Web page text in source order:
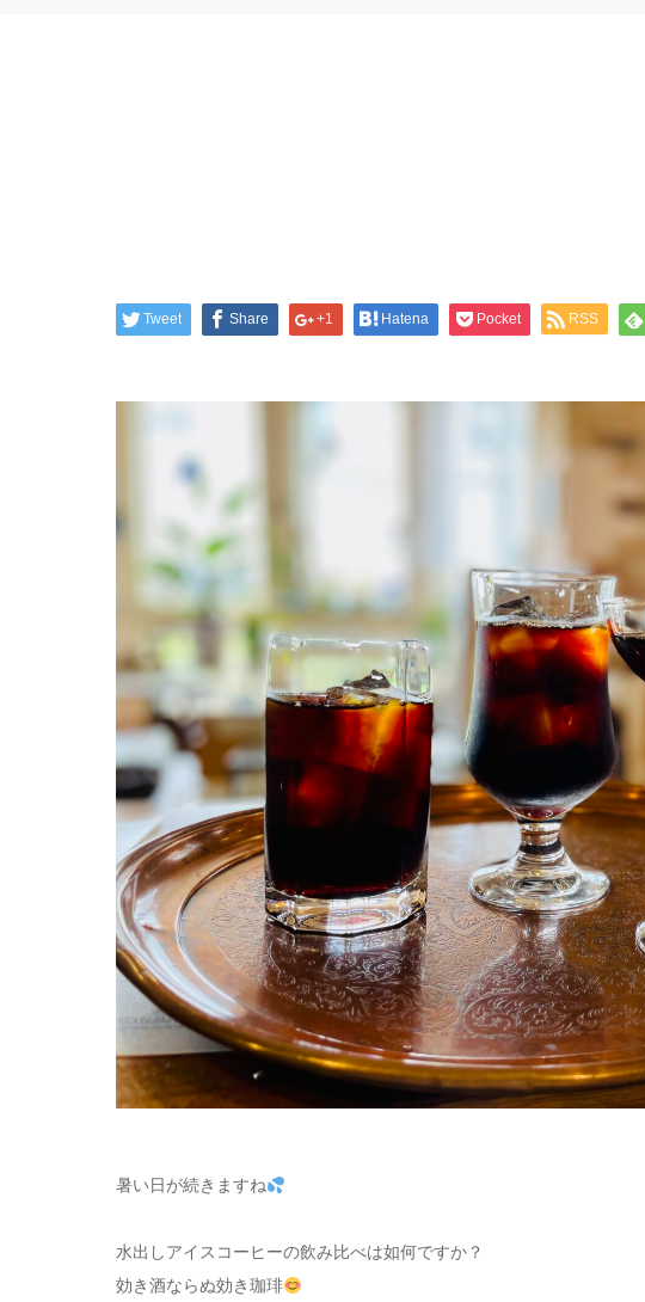
Tweet Share +1 Hatena Pocket RSS
暑い日が続きますね
水出しアイスコーヒーの飲み比べは如何ですか？
効き酒ならぬ効き珈琲